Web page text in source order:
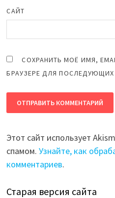
САЙТ
СОХРАНИТЬ МОЁ ИМЯ,
БРАУЗЕРЕ ДЛЯ
Этот сайт использует
спамом.Узнайте, как
комментариев.
Старая версия сайта